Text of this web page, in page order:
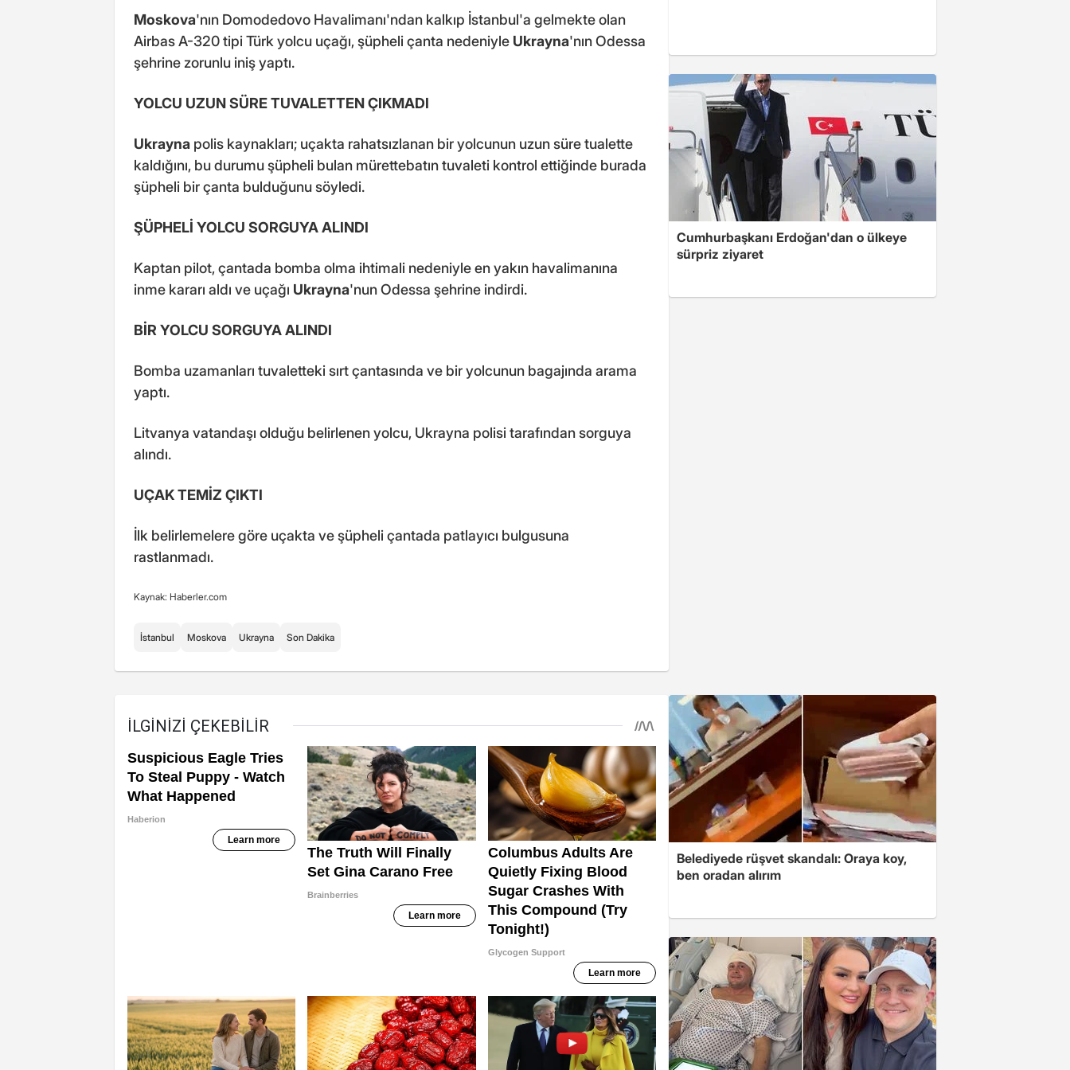
Moskova'nın Domodedovo Havalimanı'ndan kalkıp İstanbul'a gelmekte olan
Airbas A-320 tipi Türk yolcu uçağı, şüpheli çanta nedeniyle Ukrayna'nın Odessa
şehrine zorunlu iniş yaptı.
YOLCU UZUN SÜRE TUVALETTEN ÇIKMADI
Ukrayna polis kaynakları; uçakta rahatsızlanan bir yolcunun uzun süre tualette
kaldığını, bu durumu şüpheli bulan mürettebatın tuvaleti kontrol ettiğinde burada
şüpheli bir çanta bulduğunu söyledi.
ŞÜPHELİ YOLCU SORGUYA ALINDI
Kaptan pilot, çantada bomba olma ihtimali nedeniyle en yakın havalimanına
inme kararı aldı ve uçağı Ukrayna'nun Odessa şehrine indirdi.
BİR YOLCU SORGUYA ALINDI
Bomba uzamanları tuvaletteki sırt çantasında ve bir yolcunun bagajında arama
yaptı.
Litvanya vatandaşı olduğu belirlenen yolcu, Ukrayna polisi tarafından sorguya
alındı.
UÇAK TEMİZ ÇIKTI
İlk belirlemelere göre uçakta ve şüpheli çantada patlayıcı bulgusuna
rastlanmadı.
Kaynak: Haberler.com
İstanbul Moskova Ukrayna Son Dakika
Cumhurbaşkanı Erdoğan'dan o ülkeye
sürpriz ziyaret
Belediyede rüşvet skandalı: Oraya koy,
ben oradan alırım